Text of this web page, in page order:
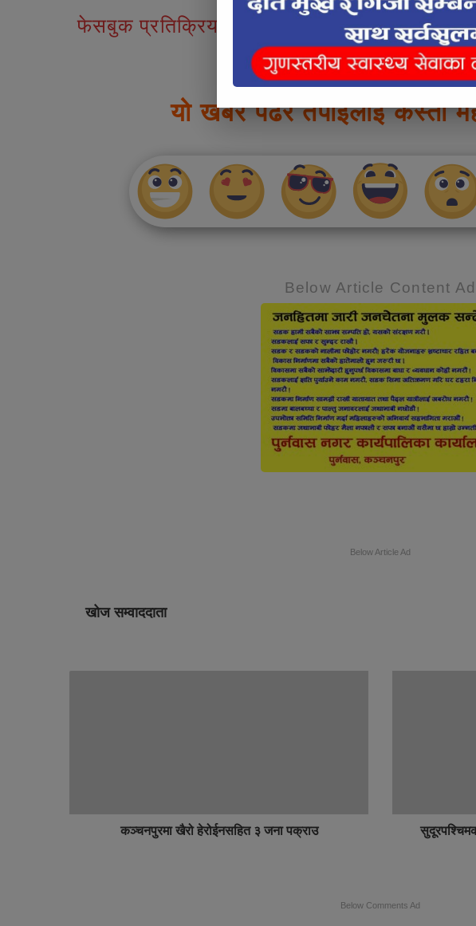
फेसबुक प्रतिक्रियाहरु
यो खबर पढेर तपाईलाई कस्तो
Below Article Content Ad
Below Article Ad
खोज सम्वाददाता
कञ्चनपुरमा खैरो हेरोईनसहित ३ जना पक्राउ
Below Comments Ad